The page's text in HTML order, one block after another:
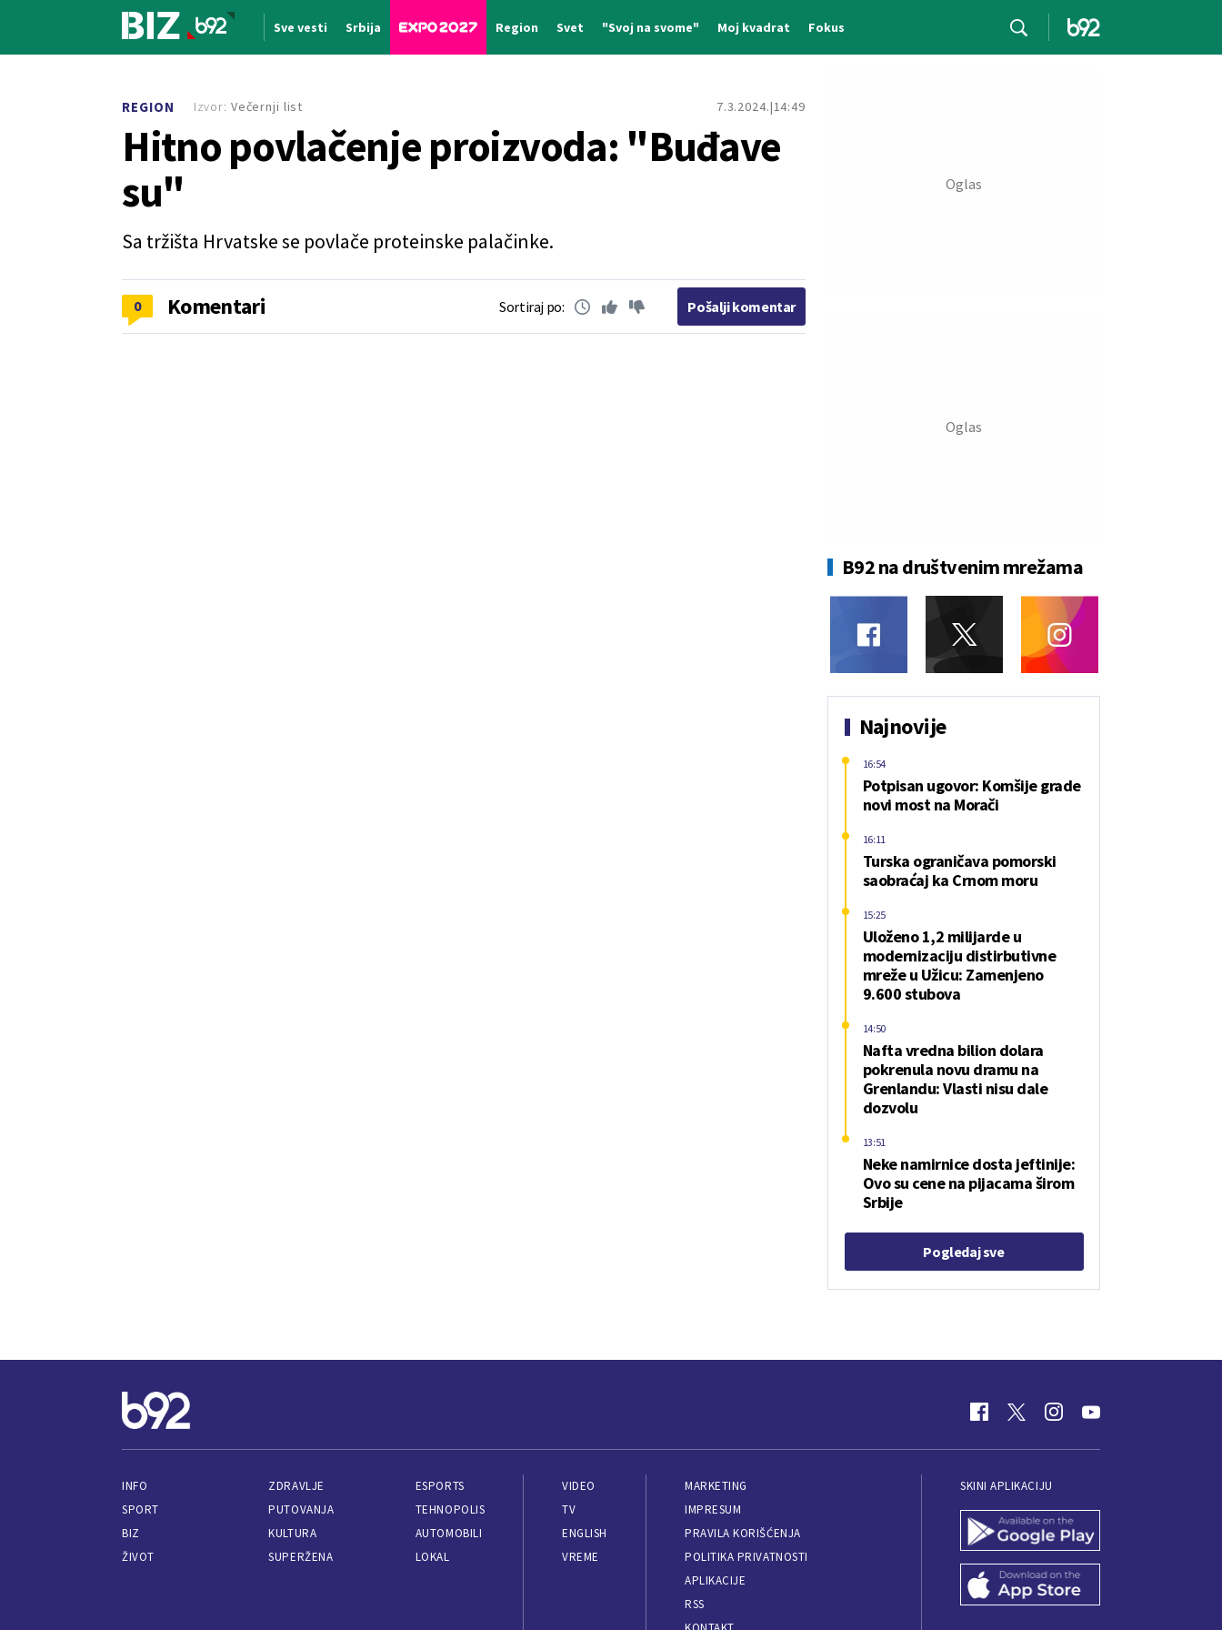
Sve vesti Srbija Region Svet "Svoj na svome" Moj kvadrat Fokus
REGION 7.3.2024. 14:49
Hitno povlačenje proizvoda: "Buđave
su"
Sa tržišta Hrvatske se povlače proteinske palačinke.
Izvor: Večernji list
0 Komentari Sortiraj po: Pošalji komentar
B92 na društvenim mrežama
Najnovije
Potpisan ugovor: Komšije grade
novi most na Morači
16:54
Turska ograničava pomorski
saobraćaj ka Crnom moru
16:11
Uloženo 1,2 milijarde u
modernizaciju distirbutivne
mreže u Užicu: Zamenjeno
9.600 stubova
15:25
Nafta vredna bilion dolara
pokrenula novu dramu na
Grenlandu: Vlasti nisu dale
dozvolu
14:50
Neke namirnice dosta jeftinije:
Ovo su cene na pijacama širom
Srbije
13:51
Pogledaj sve
INFO
SPORT
BIZ
ŽIVOT
ZDRAVLJE
PUTOVANJA
KULTURA
SUPERŽENA
ESPORTS
TEHNOPOLIS
AUTOMOBILI
LOKAL
VIDEO
TV
ENGLISH
VREME
MARKETING
IMPRESUM
PRAVILA KORIŠĆENJA
POLITIKA PRIVATNOSTI
APLIKACIJE
RSS
SKINI APLIKACIJU